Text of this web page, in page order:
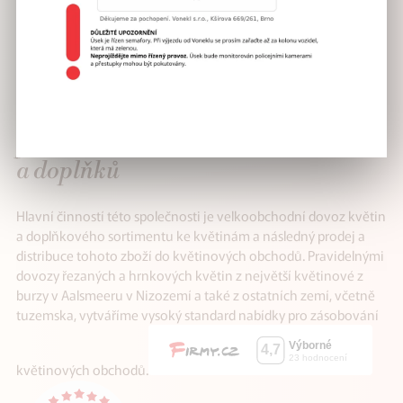
a doplňků
Hlavní činností této společnosti je velkoobchodní dovoz květin
a doplňkového sortimentu ke květinám a následný prodej a
distribuce tohoto zboží do květinových obchodů. Pravidelnými
dovozy řezaných a hrnkových květin z největší květinové z
burzy v Aalsmeeru v Nizozemí a také z ostatních zemí, včetně
tuzemska, vytváříme vysoký standard nabídky pro zásobování
květinových obchodů.